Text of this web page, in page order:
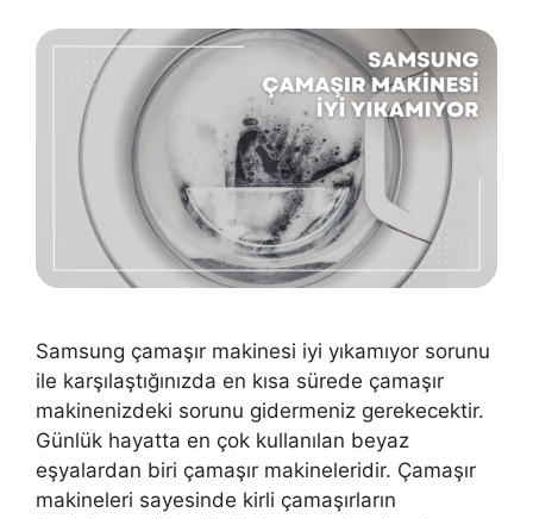
Samsung çamaşır makinesi iyi yıkamıyor sorunu
ile karşılaştığınızda en kısa sürede çamaşır
makinenizdeki sorunu gidermeniz gerekecektir.
Günlük hayatta en çok kullanılan beyaz
eşyalardan biri çamaşır makineleridir. Çamaşır
makineleri sayesinde kirli çamaşırların